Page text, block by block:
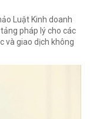
Luật Kinh doanh
pháp lý cho các
và giao dịch không